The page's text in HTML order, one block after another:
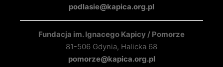
podlasie@kapica.org.pl
Fundacja im. Ignacego Kapicy / Pomorze
81-506 Gdynia, Halicka 68
pomorze@kapica.org.pl